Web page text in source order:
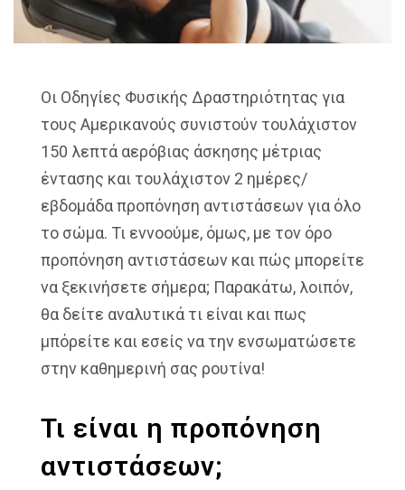
Οι Οδηγίες Φυσικής Δραστηριότητας για
τους Αμερικανούς συνιστούν τουλάχιστον
150 λεπτά αερόβιας άσκησης μέτριας
έντασης και τουλάχιστον 2 ημέρες/
εβδομάδα προπόνηση αντιστάσεων για όλο
το σώμα. Τι εννοούμε, όμως, με τον όρο
προπόνηση αντιστάσεων και πώς μπορείτε
να ξεκινήσετε σήμερα; Παρακάτω, λοιπόν,
θα δείτε αναλυτικά τι είναι και πως
μπόρείτε και εσείς να την ενσωματώσετε
στην καθημερινή σας ρουτίνα!
Τι είναι η προπόνηση
αντιστάσεων;